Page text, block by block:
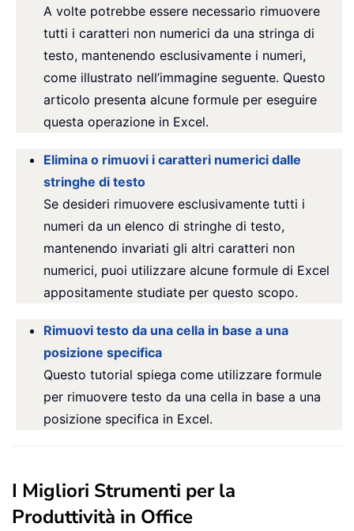
A volte potrebbe essere necessario rimuovere
tutti i caratteri non numerici da una stringa di
testo, mantenendo esclusivamente i numeri,
come illustrato nell’immagine seguente. Questo
articolo presenta alcune formule per eseguire
questa operazione in Excel.
Elimina o rimuovi i caratteri numerici dalle
stringhe di testo
Se desideri rimuovere esclusivamente tutti i
numeri da un elenco di stringhe di testo,
mantenendo invariati gli altri caratteri non
numerici, puoi utilizzare alcune formule di Excel
appositamente studiate per questo scopo.
Rimuovi testo da una cella in base a una
posizione specifica
Questo tutorial spiega come utilizzare formule
per rimuovere testo da una cella in base a una
posizione specifica in Excel.
I Migliori Strumenti per la
Produttività in Office